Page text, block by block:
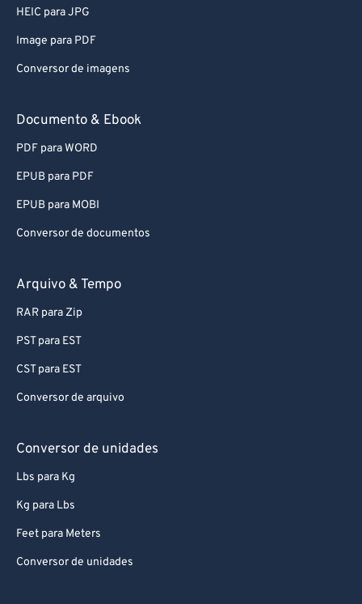
HEIC para JPG
Image para PDF
Conversor de imagens
Documento & Ebook
PDF para WORD
EPUB para PDF
EPUB para MOBI
Conversor de documentos
Arquivo & Tempo
RAR para Zip
PST para EST
CST para EST
Conversor de arquivo
Conversor de unidades
Lbs para Kg
Kg para Lbs
Feet para Meters
Conversor de unidades